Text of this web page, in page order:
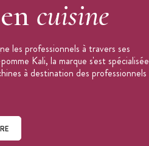
cuisine
les professionnels à travers ses
Kali, la marque s'est spécialisée
à destination des professionnels